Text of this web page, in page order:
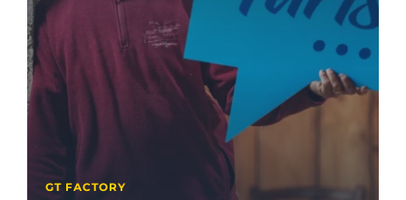
GT FACTORY